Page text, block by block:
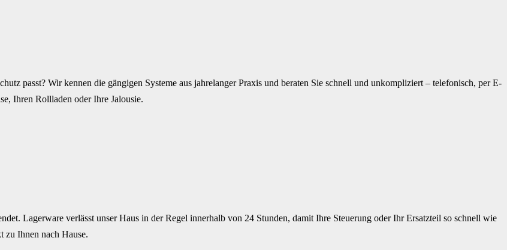
passt? Wir kennen die gängigen Systeme aus jahrelanger Praxis und beraten Sie schnell und unkompliziert – telefonisch, per E-
Ihren Rollladen oder Ihre Jalousie.
Lagerware verlässt unser Haus in der Regel innerhalb von 24 Stunden, damit Ihre Steuerung oder Ihr Ersatzteil so schnell wie
zu Ihnen nach Hause.